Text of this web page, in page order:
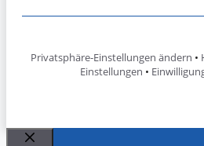
Privatsphäre-Einstellungen ändern •
Einstellungen •